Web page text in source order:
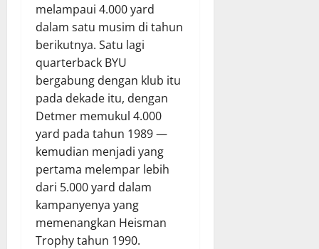
melampaui 4.000 yard
dalam satu musim di tahun
berikutnya. Satu lagi
quarterback BYU
bergabung dengan klub itu
pada dekade itu, dengan
Detmer memukul 4.000
yard pada tahun 1989 —
kemudian menjadi yang
pertama melempar lebih
dari 5.000 yard dalam
kampanyenya yang
memenangkan Heisman
Trophy tahun 1990.